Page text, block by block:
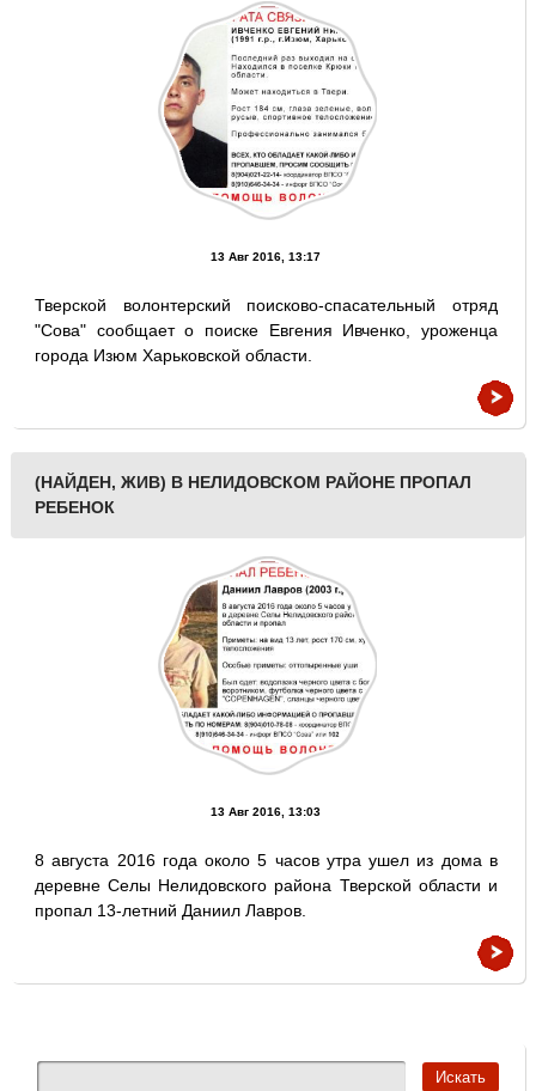
13 Авг 2016, 13:17
Тверской волонтерский поисково-спасательный отряд
"Сова" сообщает о поиске Евгения Ивченко, уроженца
города Изюм Харьковской области.
(НАЙДЕН, ЖИВ) В НЕЛИДОВСКОМ РАЙОНЕ ПРОПАЛ
РЕБЕНОК
13 Авг 2016, 13:03
8 августа 2016 года около 5 часов утра ушел из дома в
деревне Селы Нелидовского района Тверской области и
пропал 13-летний Даниил Лавров.